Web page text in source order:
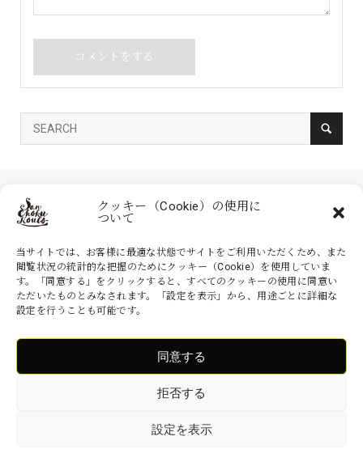
クッキー（Cookie）の使用に
ついて
当サイトでは、お客様に最適な状態でサイトをご利用いただくため、また
閲覧状況の統計的な把握のためにクッキー（Cookie）を使用していま
す。「同意する」をクリックすると、すべてのクッキーの使用に同意い
ただいたものとみなされます。「設定を表示」から、用途ごとに詳細な
設定を行うことも可能です。
同意する
拒否する
設定を表示
家具の産直工房 大川本店は、株式会社産商が運営する公式のネットシ
ョッピングサイトです。家具・インテリアなどの商品を現地より無駄を
家具の産直工房 大川本店. All Rights Reserved.